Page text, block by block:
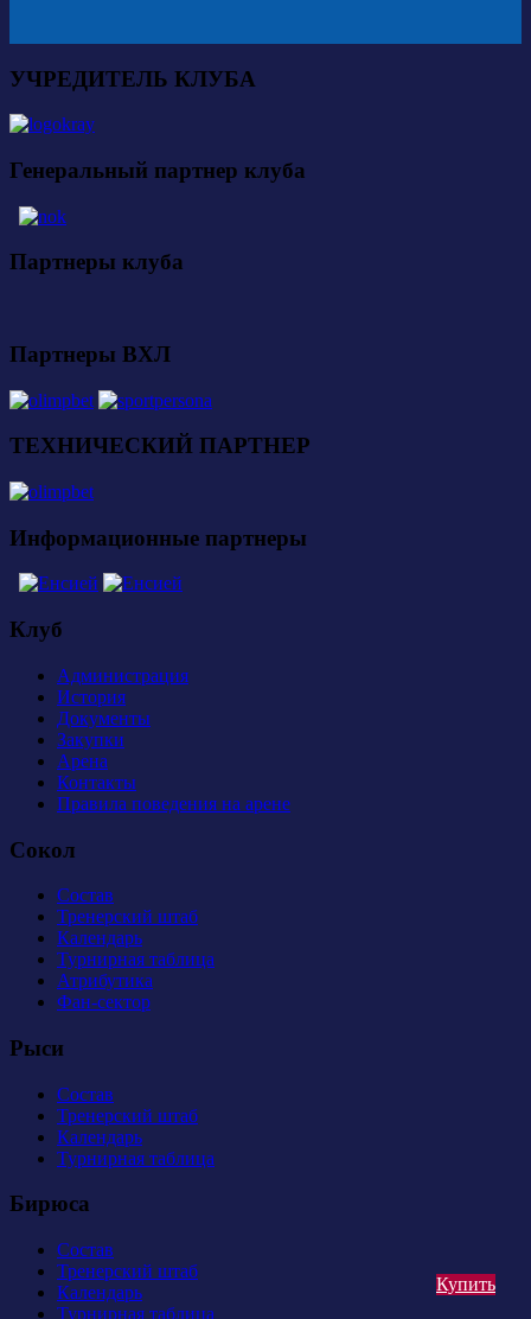
Купить
УЧРЕДИТЕЛЬ КЛУБА
Генеральный партнер клуба
Партнеры клуба
Партнеры ВХЛ
ТЕХНИЧЕСКИЙ ПАРТНЕР
Информационные партнеры
Клуб
Администрация
История
Документы
Закупки
Арена
Контакты
Правила поведения на арене
Сокол
Состав
Тренерский штаб
Календарь
Турнирная таблица
Атрибутика
Фан-сектор
Рыси
Состав
Тренерский штаб
Календарь
Турнирная таблица
Бирюса
Состав
Тренерский штаб
Календарь
Турнирная таблица